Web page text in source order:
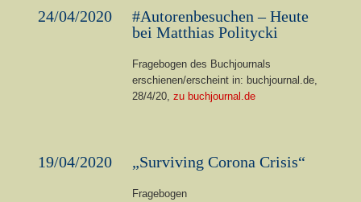
24/04/2020
#Autorenbesuchen – Heute
bei Matthias Politycki
Fragebogen des Buchjournals
erschienen/erscheint in: buchjournal.de,
28/4/20, zu buchjournal.de
19/04/2020 „Surviving Corona Crisis“
Fragebogen